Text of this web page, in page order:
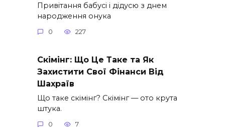
Привітання бабусі і дідусю з днем
народження онука
0 227
Скімінг: Що Це Таке та Як
Захистити Свої Фінанси Від
Шахраїв
Що таке скімінг? Скімінг — ото крута
штука.
0 7